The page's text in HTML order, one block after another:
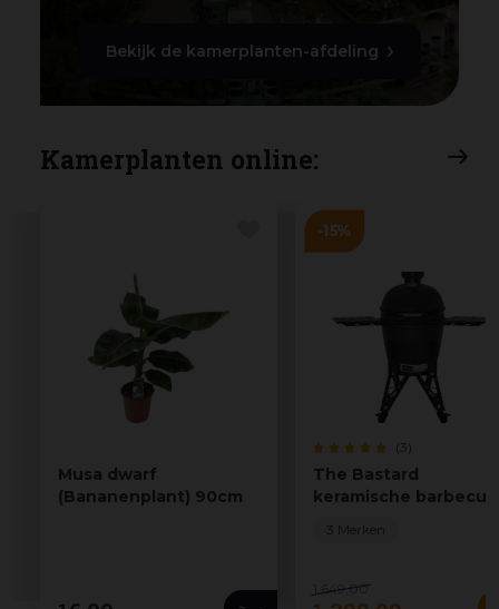
Bekijk de kamerplanten-afdeling
Kamerplanten online:
Musa dwarf
(Bananenplant) 90cm
The Bastard
keramische barbecue
(3)
1.649 ,00
3 Merken